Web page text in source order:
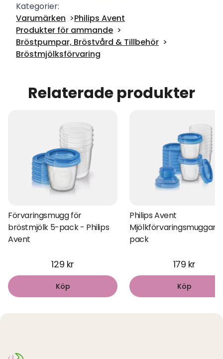
Kategorier:
Varumärken
Philips Avent
Produkter för ammande
Bröstpumpar, Bröstvård & Tillbehör
Bröstmjölksförvaring
Relaterade produkter
Förvaringsmugg för
bröstmjölk 5-pack - Philips
Avent
129 kr
Köp
Philips Avent
Mjölkförvaringsmuggar
pack
179 kr
Köp